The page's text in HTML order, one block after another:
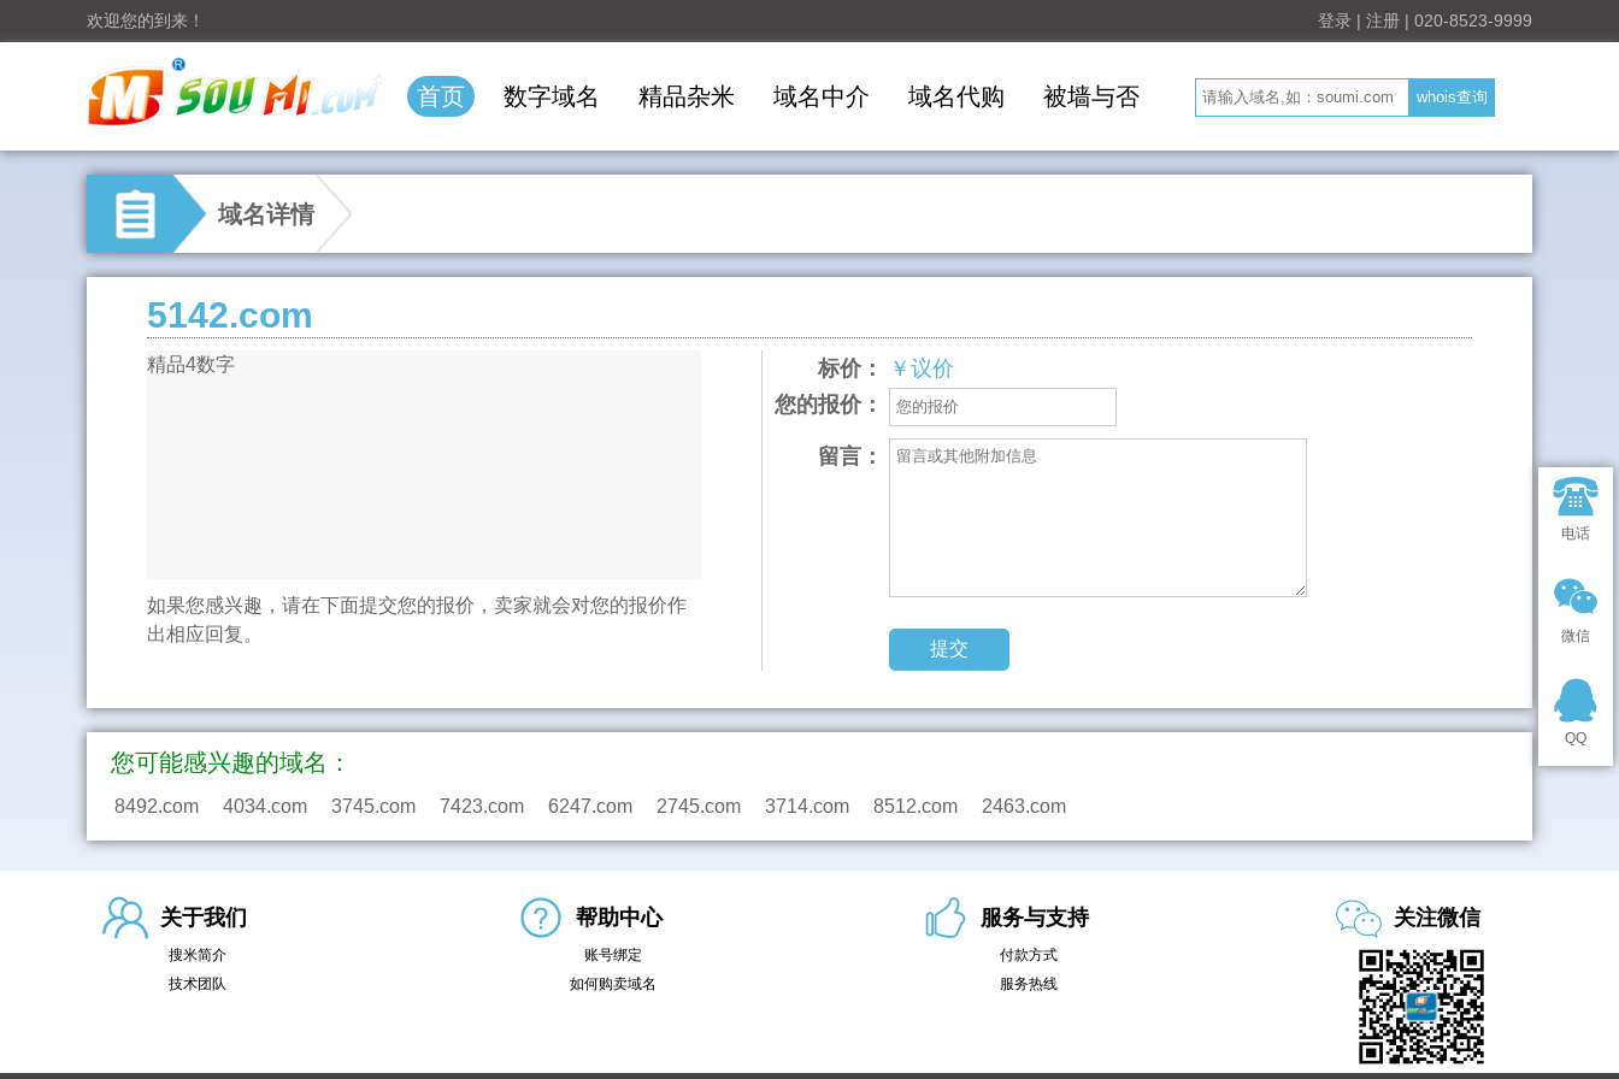
欢迎您的到来！ 登录 | 注册 | 020-8523-9999
首页 数字域名 精品杂米 域名中介 域名代购 被墙与否
域名详情
5142.com
精品4数字
如果您感兴趣，请在下面提交您的报价，卖家就会对您的报价作
出相应回复。
标价：
￥议价
您的报价：
留言：
您可能感兴趣的域名：
8492.com 4034.com 3745.com 7423.com 6247.com 2745.com 3714.com 8512.com 2463.com
关于我们
搜米简介
技术团队
帮助中心
账号绑定
如何购卖域名
服务与支持
付款方式
服务热线
关注微信
电话
微信
QQ